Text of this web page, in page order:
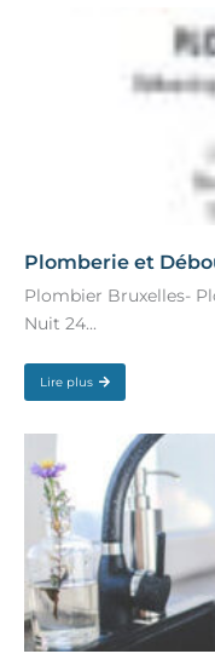
Plomberie et
Plombier Bruxelles-
Nuit 24...
Lire plus